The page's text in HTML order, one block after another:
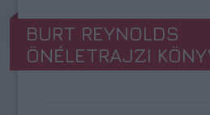
BURT REYNOLDS
ÖNÉLETRAJZI